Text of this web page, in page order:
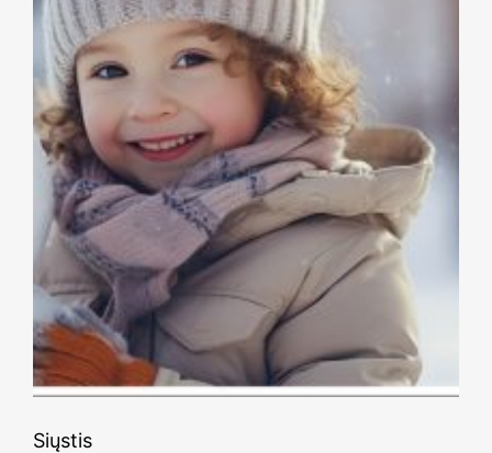
Siųstis